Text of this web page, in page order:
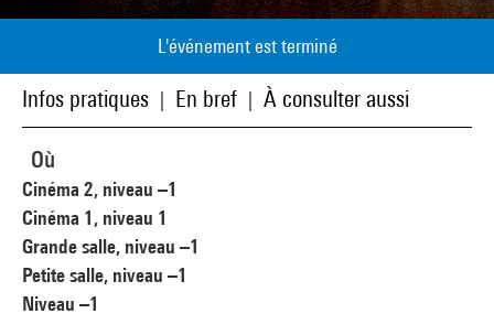
L'événement est terminé
Infos pratiques En bref À consulter aussi
Où
Cinéma 2, niveau –1
Cinéma 1, niveau 1
Grande salle, niveau –1
Petite salle, niveau –1
Niveau –1